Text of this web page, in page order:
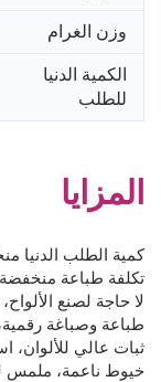
وزن الغرام
الكمية الدنيا
للطلب
المزايا
كمية الطلب الدنيا
تكلفة طباعة
لا حاجة لصنع
طباعة وصباغة
ثبات عالي للألوان،
خيوط ناعمة، ملمس